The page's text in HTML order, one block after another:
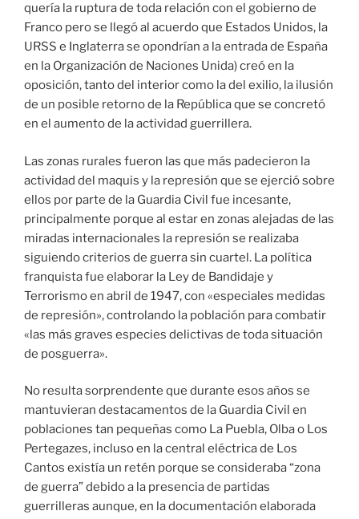
quería la ruptura de toda relación con el gobierno de
Franco pero se llegó al acuerdo que Estados Unidos, la
URSS e Inglaterra se opondrían a la entrada de España
en la Organización de Naciones Unida) creó en la
oposición, tanto del interior como la del exilio, la ilusión
de un posible retorno de la República que se concretó
en el aumento de la actividad guerrillera.
Las zonas rurales fueron las que más padecieron la
actividad del maquis y la represión que se ejerció sobre
ellos por parte de la Guardia Civil fue incesante,
principalmente porque al estar en zonas alejadas de las
miradas internacionales la represión se realizaba
siguiendo criterios de guerra sin cuartel. La política
franquista fue elaborar la Ley de Bandidaje y
Terrorismo en abril de 1947, con «especiales medidas
de represión», controlando la población para combatir
«las más graves especies delictivas de toda situación
de posguerra».
No resulta sorprendente que durante esos años se
mantuvieran destacamentos de la Guardia Civil en
poblaciones tan pequeñas como La Puebla, Olba o Los
Pertegazes, incluso en la central eléctrica de Los
Cantos existía un retén porque se consideraba “zona
de guerra” debido a la presencia de partidas
guerrilleras aunque, en la documentación elaborada